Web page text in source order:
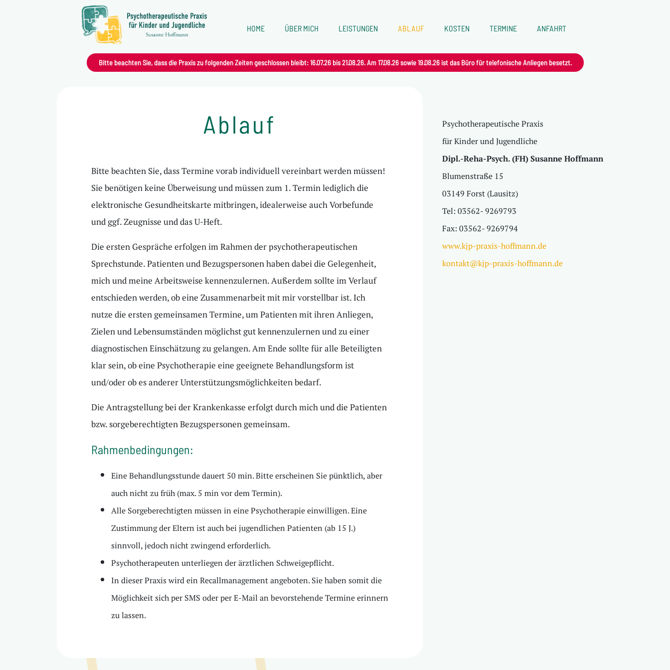
HOME ÜBER MICH LEISTUNGEN ABLAUF KOSTEN TERMINE ANFAHRT
Bitte beachten Sie, dass die Praxis zu folgenden Zeiten geschlossen bleibt: 16.07.26 bis 21.08.26. Am 17.08.26 sowie 19.08.26 ist das Büro für telefonische Anliegen besetzt.
Ablauf
Bitte beachten Sie, dass Termine vorab individuell vereinbart werden müssen!
Sie benötigen keine Überweisung und müssen zum 1. Termin lediglich die
elektronische Gesundheitskarte mitbringen, idealerweise auch Vorbefunde
und ggf. Zeugnisse und das U-Heft.
Die ersten Gespräche erfolgen im Rahmen der psychotherapeutischen
Sprechstunde. Patienten und Bezugspersonen haben dabei die Gelegenheit,
mich und meine Arbeitsweise kennenzulernen. Außerdem sollte im Verlauf
entschieden werden, ob eine Zusammenarbeit mit mir vorstellbar ist. Ich
nutze die ersten gemeinsamen Termine, um Patienten mit ihren Anliegen,
Zielen und Lebensumständen möglichst gut kennenzulernen und zu einer
diagnostischen Einschätzung zu gelangen. Am Ende sollte für alle Beteiligten
klar sein, ob eine Psychotherapie eine geeignete Behandlungsform ist
und/oder ob es anderer Unterstützungsmöglichkeiten bedarf.
Die Antragstellung bei der Krankenkasse erfolgt durch mich und die Patienten
bzw. sorgeberechtigten Bezugspersonen gemeinsam.
Rahmenbedingungen:
Eine Behandlungsstunde dauert 50 min. Bitte erscheinen Sie pünktlich, aber
auch nicht zu früh (max. 5 min vor dem Termin).
Alle Sorgeberechtigten müssen in eine Psychotherapie einwilligen. Eine
Zustimmung der Eltern ist auch bei jugendlichen Patienten (ab 15 J.)
sinnvoll, jedoch nicht zwingend erforderlich.
Psychotherapeuten unterliegen der ärztlichen Schweigepflicht.
In dieser Praxis wird ein Recallmanagement angeboten. Sie haben somit die
Möglichkeit sich per SMS oder per E-Mail an bevorstehende Termine erinnern
zu lassen.
Psychotherapeutische Praxis
für Kinder und Jugendliche
Dipl.-Reha-Psych. (FH) Susanne Hoffmann
Blumenstraße 15
03149 Forst (Lausitz)
Tel: 03562- 9269793
Fax: 03562- 9269794
www.kjp-praxis-hoffmann.de
kontakt@kjp-praxis-hoffmann.de